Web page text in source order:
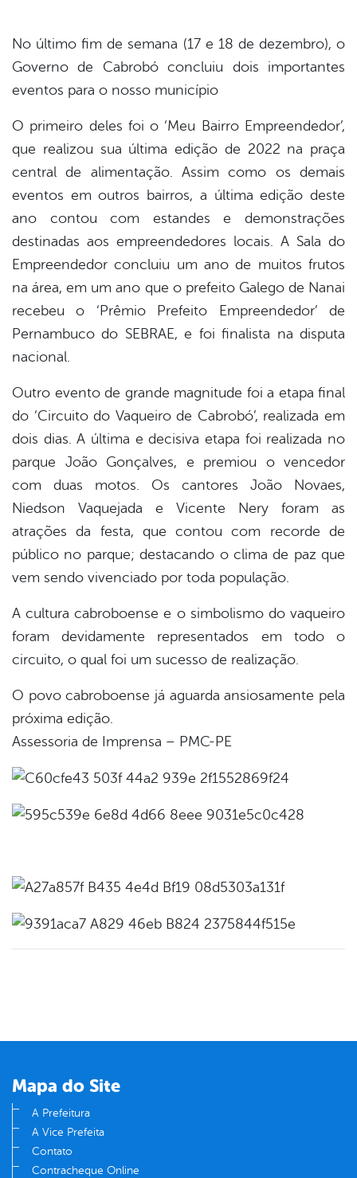
No último fim de semana (17 e 18 de dezembro), o
Governo de Cabrobó concluiu dois importantes
eventos para o nosso município
O primeiro deles foi o ‘Meu Bairro Empreendedor’,
que realizou sua última edição de 2022 na praça
central de alimentação. Assim como os demais
eventos em outros bairros, a última edição deste
ano contou com estandes e demonstrações
destinadas aos empreendedores locais. A Sala do
Empreendedor concluiu um ano de muitos frutos
na área, em um ano que o prefeito Galego de Nanai
recebeu o ‘Prêmio Prefeito Empreendedor’ de
Pernambuco do SEBRAE, e foi finalista na disputa
nacional.
Outro evento de grande magnitude foi a etapa final
do ‘Circuito do Vaqueiro de Cabrobó’, realizada em
dois dias. A última e decisiva etapa foi realizada no
parque João Gonçalves, e premiou o vencedor
com duas motos. Os cantores João Novaes,
Niedson Vaquejada e Vicente Nery foram as
atrações da festa, que contou com recorde de
público no parque; destacando o clima de paz que
vem sendo vivenciado por toda população.
A cultura cabroboense e o simbolismo do vaqueiro
foram devidamente representados em todo o
circuito, o qual foi um sucesso de realização.
O povo cabroboense já aguarda ansiosamente pela
próxima edição.
Assessoria de Imprensa – PMC-PE
Mapa do Site
A Prefeitura
A Vice Prefeita
Contato
Contracheque Online